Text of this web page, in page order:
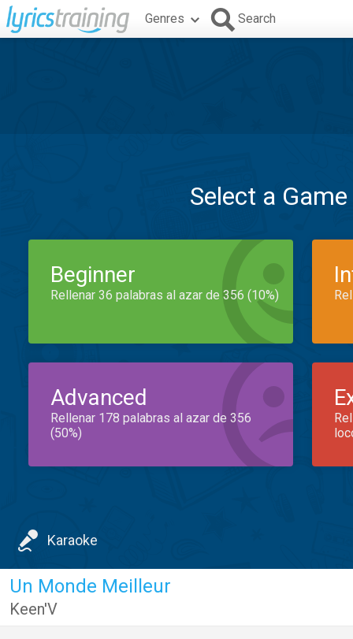
Genres Search
Select a
Beginner
Rellenar 36 palabras al azar de 356 (10%)
Advanced
Rellenar 178 palabras al azar de 356
(50%)
Karaoke
Un Monde Meilleur
Keen'V